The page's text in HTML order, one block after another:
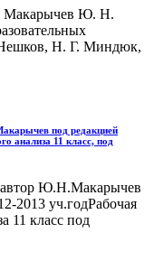
Макарычев Ю. Н.
Н. Г. Миндюк,
под редакцией
анализа 11 класс, под
автор Ю.Н.Макарычев
2013 уч.годРабочая
11 класс под